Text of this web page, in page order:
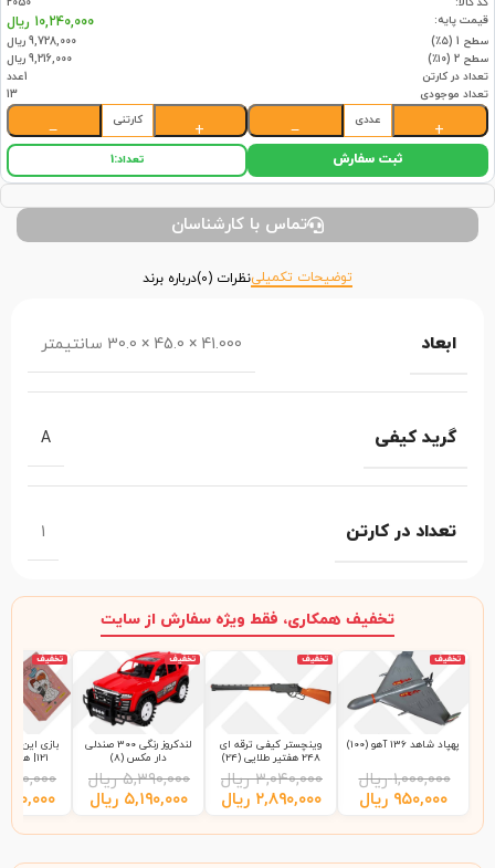
قیمت پایه:
10,240,000 ریال
سطح 1 (۵٪)
9,728,000 ریال
سطح 2 (۱۰٪)
9,216,000 ریال
تعداد در کارتن
1عدد
تعداد موجودی
13
+
عددی
−
+
کارتنی
−
ثبت سفارش تعداد:1
تماس با کارشناسان
توضیحات تکمیلینظرات (0) درباره برند
ابعاد 41.000 × 45.0 × 30.0 سانتیمتر
گرید کیفی A
تعداد در کارتن 1
تخفیف همکاری، فقط ویژه سفارش از سایت
تخفیف
پهپاد شاهد 136 آهو (100)
۱,۰۰۰,۰۰۰ ریال
۹۵۰,۰۰۰ ریال
تخفیف
وینچستر کیفی ترقه ای
248 هفتیر طلایی (24)
۳,۰۴۰,۰۰۰ ریال
۲,۸۹۰,۰۰۰ ریال
تخفیف
لندکروز رنگی 300 صندلی
دار مکس (8)
۵,۳۹۰,۰۰۰ ریال
۵,۱۹۰,۰۰۰ ریال
تخفیف
بازی این چی
121| هاردباکس (48)